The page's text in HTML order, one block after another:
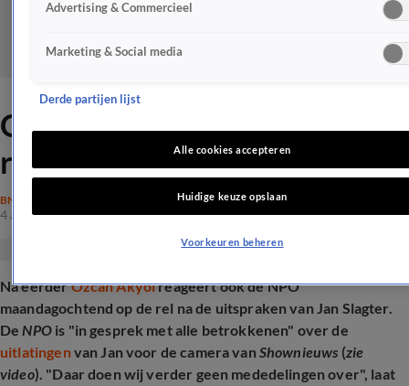
Ook NPO reageert op rel
rondom Özcan Akyol
BN'ERS
4 aug 2025, 10:03
Na eerderÖzcan Akyolreageert ook de NPO
maandagochtend op de rel na de uitspraken van Jan Slagter.
DeNPOis "in gesprek met alle betrokkenen" over de
uitlatingenvan Jan voor de camera van Shownieuws (zie
video). "Daar doen wij verder geen mededelingen over", laat
Advertising & Commercieel
Marketing & Social media
Derde partijen lijst
Alle cookies accepteren
Huidige keuze opslaan
Voorkeuren beheren